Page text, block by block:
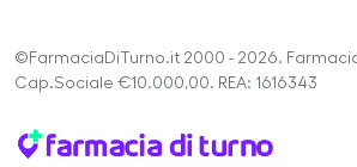
©FarmaciaDiTurno.it 2000 - 2026.
Cap.Sociale €10.000,00. REA: 1616343